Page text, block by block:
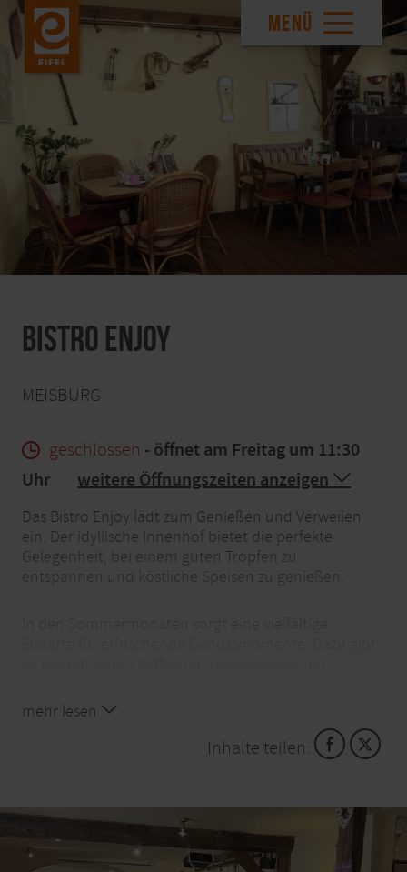
MENÜ
Bistro Enjoy
MEISBURG
geschlossen - öffnet am Freitag um 11:30
Uhr
weitere Öffnungszeiten anzeigen
Das Bistro Enjoy lädt zum Genießen und Verweilen
ein. Der idyllische Innenhof bietet die perfekte
Gelegenheit, bei einem guten Tropfen zu
entspannen und köstliche Speisen zu genießen.
bietet sowohl kleine Snacks als auch herzhafte
Etage steht ein kleiner Saal für verschiedene Anlässe
wie Versammlungen, Taufen oder Hochzeiten zur
Verfügung.
mehr lesen
Inhalte teilen: